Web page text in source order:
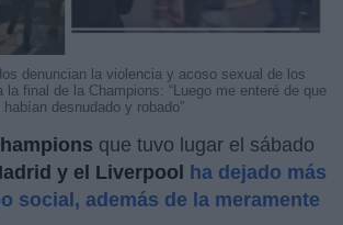
denuncian la violencia y acoso sexual de los
la final de la Champions: “Luego me enteré de que
desnudado y robado”
que tuvo lugar el sábado
y el Liverpool ha dejado más
social, además de la meramente